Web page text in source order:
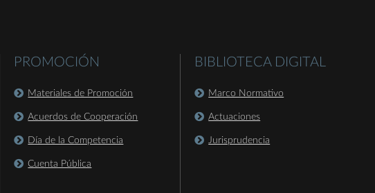
PROMOCIÓN
Materiales de Promoción
Acuerdos de Cooperación
Día de la Competencia
Cuenta Pública
BIBLIOTECA DIGITAL
Marco Normativo
Actuaciones
Jurisprudencia